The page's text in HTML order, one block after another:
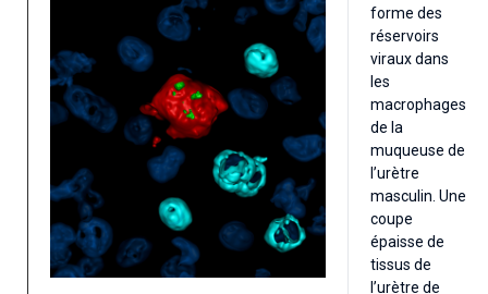
forme des
réservoirs
viraux dans
les
macrophages
de la
muqueuse de
l’urètre
masculin. Une
coupe
épaisse de
tissus de
l’urètre de